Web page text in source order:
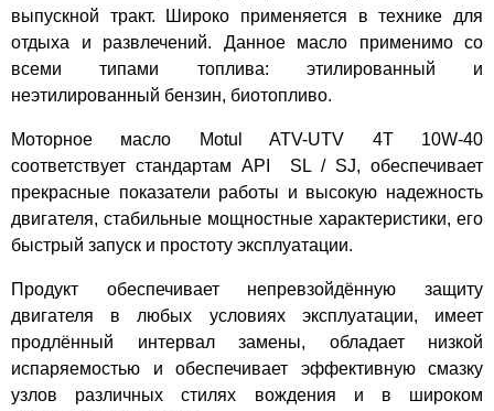
выпускной тракт. Широко применяется в технике для
отдыха и развлечений. Данное масло применимо со
всеми типами топлива: этилированный и
неэтилированный бензин, биотопливо.
Моторное масло Motul ATV-UTV 4T 10W-40
соответствует стандартам API SL / SJ, обеспечивает
прекрасные показатели работы и высокую надежность
двигателя, стабильные мощностные характеристики, его
быстрый запуск и простоту эксплуатации.
Продукт обеспечивает непревзойдённую защиту
двигателя в любых условиях эксплуатации, имеет
продлённый интервал замены, обладает низкой
испаряемостью и обеспечивает эффективную смазку
узлов различных стилях вождения и в широком